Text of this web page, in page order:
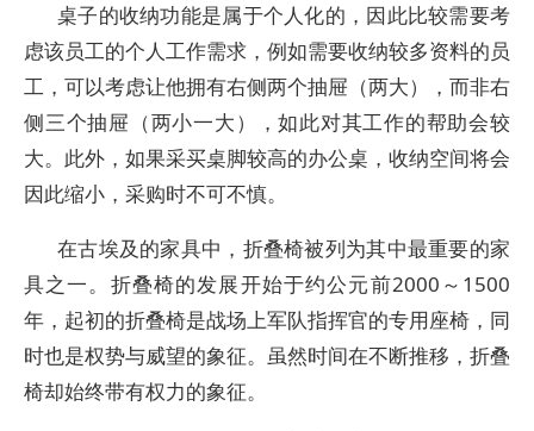
桌子的收纳功能是属于个人化的，因此比较需要考
虑该员工的个人工作需求，例如需要收纳较多资料的员
工，可以考虑让他拥有右侧两个抽屉（两大），而非右
侧三个抽屉（两小一大），如此对其工作的帮助会较
大。此外，如果采买桌脚较高的办公桌，收纳空间将会
因此缩小，采购时不可不慎。
在古埃及的家具中，折叠椅被列为其中最重要的家
具之一。折叠椅的发展开始于约公元前2000～1500
年，起初的折叠椅是战场上军队指挥官的专用座椅，同
时也是权势与威望的象征。虽然时间在不断推移，折叠
椅却始终带有权力的象征。